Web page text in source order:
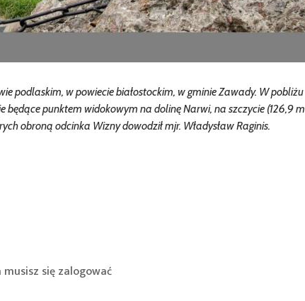
podlaskim, w powiecie białostockim, w gminie Zawady. W pobliżu
będące punktem widokowym na dolinę Narwi, na szczycie (126,9 m
obroną odcinka Wizny dowodził mjr. Władysław Raginis.
sięzalogować